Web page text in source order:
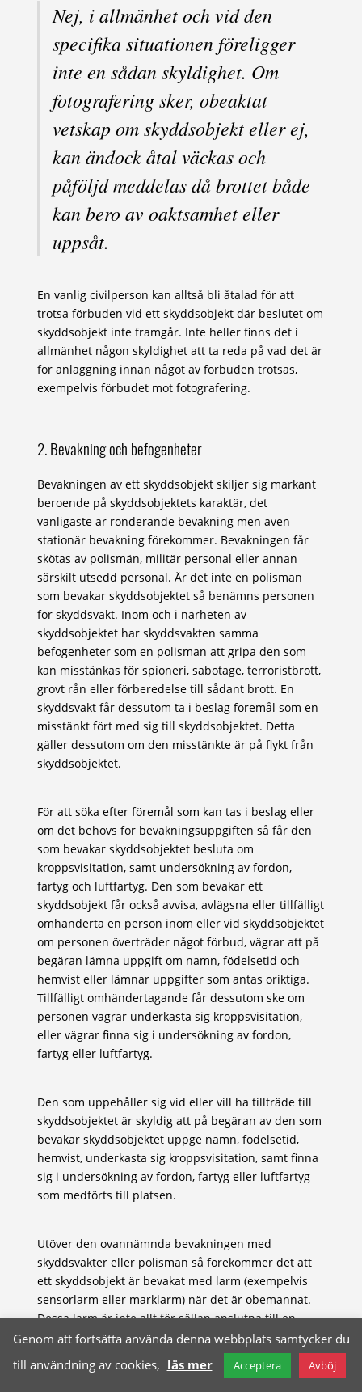
Nej, i allmänhet och vid den
specifika situationen föreligger
inte en sådan skyldighet. Om
fotografering sker, obeaktat
vetskap om skyddsobjekt eller ej,
kan ändock åtal väckas och
påföljd meddelas då brottet både
kan bero av oaktsamhet eller
uppsåt.
En vanlig civilperson kan alltså bli åtalad för att
trotsa förbuden vid ett skyddsobjekt där beslutet om
skyddsobjekt inte framgår. Inte heller finns det i
allmänhet någon skyldighet att ta reda på vad det är
för anläggning innan något av förbuden trotsas,
exempelvis förbudet mot fotografering.
2. Bevakning och befogenheter
Bevakningen av ett skyddsobjekt skiljer sig markant
beroende på skyddsobjektets karaktär, det
vanligaste är ronderande bevakning men även
stationär bevakning förekommer. Bevakningen får
skötas av polismän, militär personal eller annan
särskilt utsedd personal. Är det inte en polisman
som bevakar skyddsobjektet så benämns personen
för skyddsvakt. Inom och i närheten av
skyddsobjektet har skyddsvakten samma
befogenheter som en polisman att gripa den som
kan misstänkas för spioneri, sabotage, terroristbrott,
grovt rån eller förberedelse till sådant brott. En
skyddsvakt får dessutom ta i beslag föremål som en
misstänkt fört med sig till skyddsobjektet. Detta
gäller dessutom om den misstänkte är på flykt från
skyddsobjektet.
För att söka efter föremål som kan tas i beslag eller
om det behövs för bevakningsuppgiften så får den
som bevakar skyddsobjektet besluta om
kroppsvisitation, samt undersökning av fordon,
fartyg och luftfartyg. Den som bevakar ett
skyddsobjekt får också avvisa, avlägsna eller tillfälligt
omhänderta en person inom eller vid skyddsobjektet
om personen överträder något förbud, vägrar att på
begäran lämna uppgift om namn, födelsetid och
hemvist eller lämnar uppgifter som antas oriktiga.
Tillfälligt omhändertagande får dessutom ske om
personen vägrar underkasta sig kroppsvisitation,
eller vägrar finna sig i undersökning av fordon,
fartyg eller luftfartyg.
Den som uppehåller sig vid eller vill ha tillträde till
skyddsobjektet är skyldig att på begäran av den som
bevakar skyddsobjektet uppge namn, födelsetid,
hemvist, underkasta sig kroppsvisitation, samt finna
sig i undersökning av fordon, fartyg eller luftfartyg
som medförts till platsen.
Utöver den ovannämnda bevakningen med
skyddsvakter eller polismän så förekommer det att
ett skyddsobjekt är bevakat med larm (exempelvis
sensorlarm eller marklarm) när det är obemannat.
Dessa larm är inte allt för sällan anslutna till en
central i närheten, vilket betyder att polismän eller
skyddsvakter kan vara på plats inom ett par minuter.
Utöver detta så förekommer även bildbevakning.
Genom att fortsätta använda denna webbplats samtycker du
till användning av cookies, läs mer Acceptera Avböj